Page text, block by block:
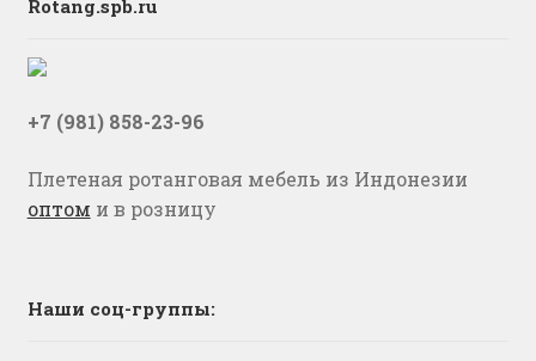
Rotang.spb.ru
+7 (981) 858-23-96
Плетеная ротанговая мебель из Индонезии
оптом и в розницу
Наши соц-группы: